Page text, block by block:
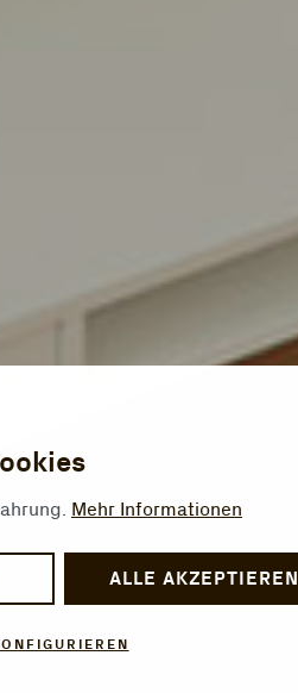
Mehr Informationen
ALLE AKZEPTIEREN